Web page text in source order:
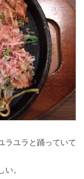
ラユラと踊っていて
い。